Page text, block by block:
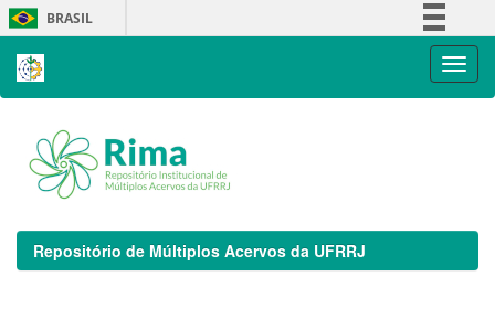
Skip
navigation
BRASIL
Repositório de Múltiplos Acervos da UFRRJ